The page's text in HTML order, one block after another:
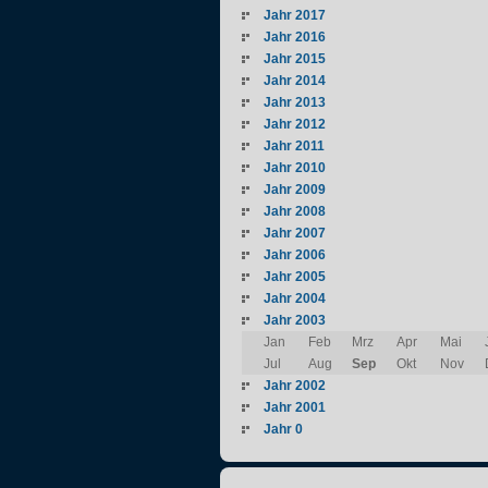
Jahr 2017
Jahr 2016
Jahr 2015
Jahr 2014
Jahr 2013
Jahr 2012
Jahr 2011
Jahr 2010
Jahr 2009
Jahr 2008
Jahr 2007
Jahr 2006
Jahr 2005
Jahr 2004
Jahr 2003
Jan
Feb Mrz Apr Mai
Jul
Aug Sep Okt Nov
Jahr 2002
Jahr 2001
Jahr 0